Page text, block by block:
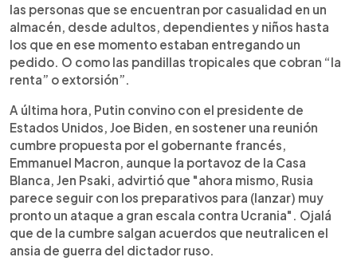
las personas que se encuentran por casualidad en un
almacén, desde adultos, dependientes y niños hasta
los que en ese momento estaban entregando un
pedido. O como las pandillas tropicales que cobran “la
renta” o extorsión”.
A última hora, Putin convino con el presidente de
Estados Unidos, Joe Biden, en sostener una reunión
cumbre propuesta por el gobernante francés,
Emmanuel Macron, aunque la portavoz de la Casa
Blanca, Jen Psaki, advirtió que "ahora mismo, Rusia
parece seguir con los preparativos para (lanzar) muy
pronto un ataque a gran escala contra Ucrania". Ojalá
que de la cumbre salgan acuerdos que neutralicen el
ansia de guerra del dictador ruso.